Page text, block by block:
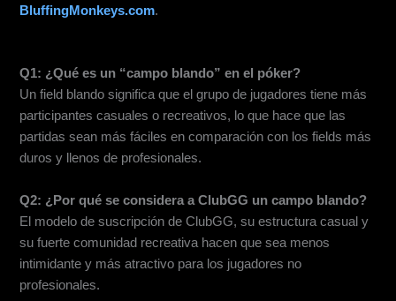
BluffingMonkeys.com.
Q1: ¿Qué es un “campo blando” en el póker?
Un field blando significa que el grupo de jugadores tiene más
participantes casuales o recreativos, lo que hace que las
partidas sean más fáciles en comparación con los fields más
duros y llenos de profesionales.
Q2: ¿Por qué se considera a ClubGG un campo blando?
El modelo de suscripción de ClubGG, su estructura casual y
su fuerte comunidad recreativa hacen que sea menos
intimidante y más atractivo para los jugadores no
profesionales.